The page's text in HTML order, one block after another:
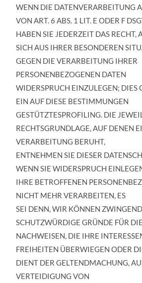
WENN DIE DATENVERARBEITUNG
VON ART. 6 ABS. 1 LIT. E ODER F
HABEN SIE JEDERZEIT DAS RECHT,
SICH AUS IHRER BESONDEREN
GEGEN DIE VERARBEITUNG IHRER
PERSONENBEZOGENEN DATEN
WIDERSPRUCH EINZULEGEN; DIES
EIN AUF DIESE BESTIMMUNGEN
GESTÜTZTESPROFILING. DIE
RECHTSGRUNDLAGE, AUF DENEN
VERARBEITUNG BERUHT,
ENTNEHMEN SIE DIESER
WENN SIE WIDERSPRUCH
IHRE BETROFFENEN
NICHT MEHR VERARBEITEN, ES
SEI DENN, WIR KÖNNEN
SCHUTZWÜRDIGE GRÜNDE FÜR
NACHWEISEN, DIE IHRE
FREIHEITEN ÜBERWIEGEN ODER
DIENT DER GELTENDMACHUNG,
VERTEIDIGUNG VON